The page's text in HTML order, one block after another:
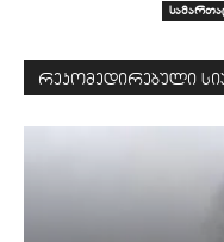
რეკომედირებული